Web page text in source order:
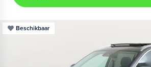
Beschikbaar